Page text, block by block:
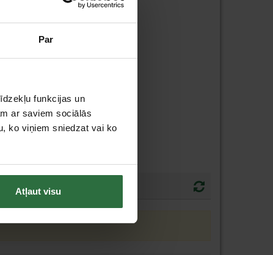
Par
funkcijas un
ar saviem sociālās
ko viņiem sniedzat vai ko
Atļaut visu